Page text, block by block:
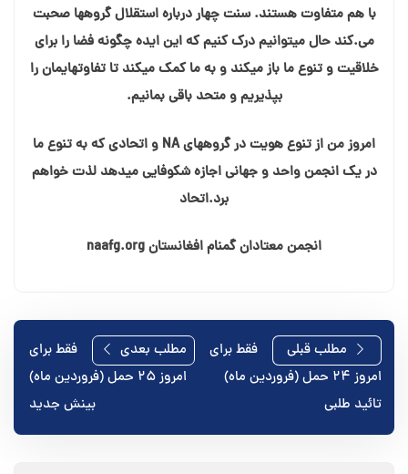
با هم متفاوت هستند. سنت چهار درباره استقلال گروهها صحبت
می.کند حال میتوانیم درک کنیم که این ایده چگونه فضا را برای
خلاقیت و تنوع ما باز میکند و به ما کمک میکند تا تفاوتهایمان را
بپذیریم و متحد باقی بمانیم.
امروز من از تنوع هویت در گروههای NA و اتحادی که به تنوع ما
در یک انجمن واحد و جهانی اجازه شکوفایی میدهد لذت خواهم
برد.اتحاد
انجمن معتادان گمنام افغانستان naafg.org
راهبری
نوشته
مطلب قبلی
فقط برای
امروز ۲۴ حمل (فروردین ماه)
تائید طلبی
مطلب بعدی
فقط برای
امروز ۲۵ حمل (فروردین ماه)
بینش جدید